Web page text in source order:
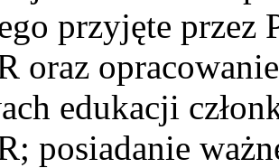
przyjęte przez
oraz
edukacji
posiadanie